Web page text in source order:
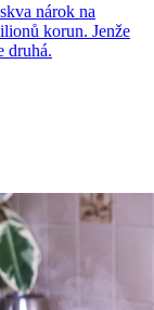
nárok na
korun. Jenže
druhá.